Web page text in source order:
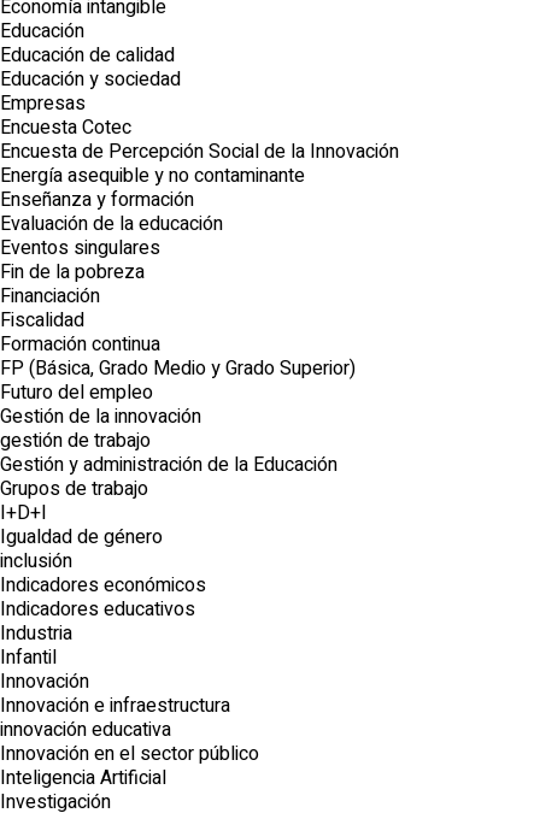
Economía intangible
Educación
Educación de calidad
Educación y sociedad
Empresas
Encuesta Cotec
Encuesta de Percepción Social de la Innovación
Energía asequible y no contaminante
Enseñanza y formación
Evaluación de la educación
Eventos singulares
Fin de la pobreza
Financiación
Fiscalidad
Formación continua
FP (Básica, Grado Medio y Grado Superior)
Futuro del empleo
Gestión de la innovación
gestión de trabajo
Gestión y administración de la Educación
Grupos de trabajo
I+D+I
Igualdad de género
inclusión
Indicadores económicos
Indicadores educativos
Industria
Infantil
Innovación
Innovación e infraestructura
innovación educativa
Innovación en el sector público
Inteligencia Artificial
Investigación